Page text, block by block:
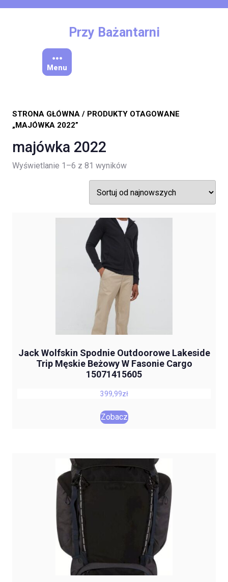
Przy Bażantarni
Menu
STRONA GŁÓWNA / PRODUKTY OTAGOWANE
„MAJÓWKA 2022”
majówka 2022
Wyświetlanie 1–6 z 81 wynikówPosortowane
najnowszych
Jack Wolfskin Spodnie Outdoorowe Lakeside
Trip Męskie Beżowy W Fasonie Cargo
15071415605
399,99zł
Zobacz